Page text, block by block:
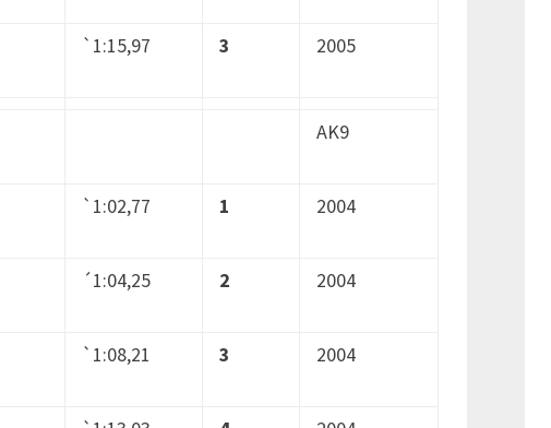
`1:15,97 3 2005
AK9
`1:02,77 1 2004
´1:04,25 2 2004
`1:08,21 3 2004